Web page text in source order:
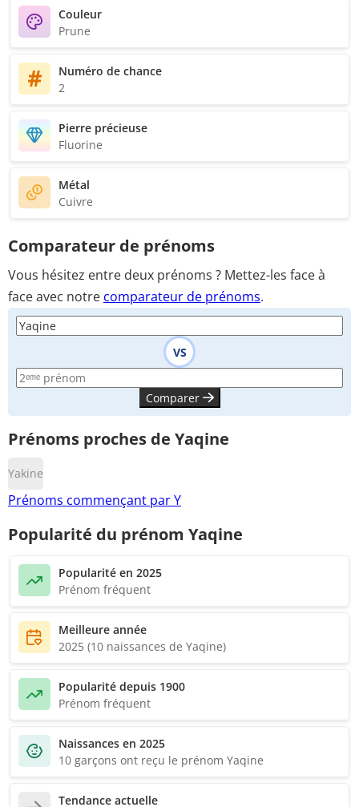
Couleur
Prune
Numéro de chance
2
Pierre précieuse
Fluorine
Métal
Cuivre
Comparateur de prénoms
Vous hésitez entre deux prénoms ? Mettez-les face à
face avec notre comparateur de prénoms.
VS
Comparer
Prénoms proches de Yaqine
Yakine
Prénoms commençant par Y
Popularité du prénom Yaqine
Popularité en 2025
Prénom fréquent
Meilleure année
2025 (10 naissances de Yaqine)
Popularité depuis 1900
Prénom fréquent
Naissances en 2025
10 garçons ont reçu le prénom Yaqine
Tendance actuelle